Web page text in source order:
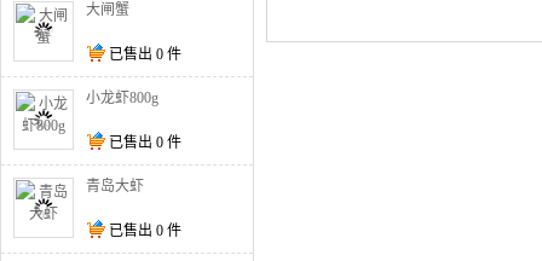
大闸蟹
已售出 0 件
小龙虾800g
已售出 0 件
青岛大虾
已售出 0 件